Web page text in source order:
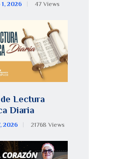
2026 47 Views
Lectura
Diaria
2026 21768 Views